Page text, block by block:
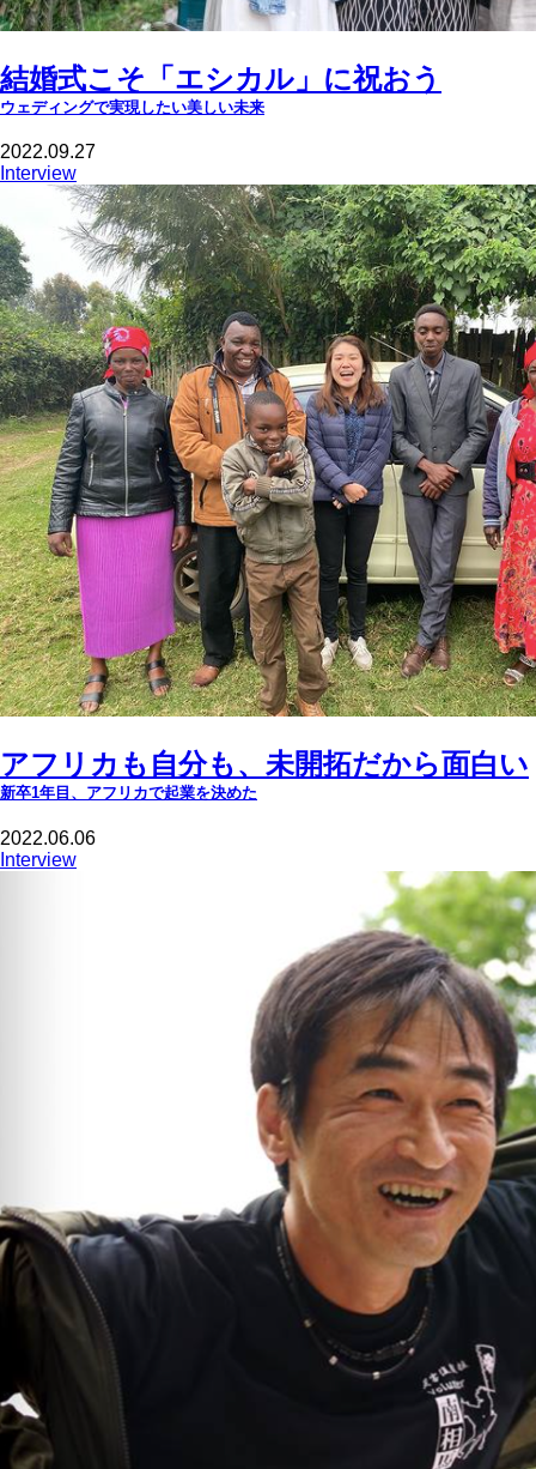
結婚式こそ「エシカル」に祝おう
ウェディングで実現したい美しい未来
2022.09.27
Interview
アフリカも自分も、未開拓だから面白い
新卒1年目、アフリカで起業を決めた
2022.06.06
Interview